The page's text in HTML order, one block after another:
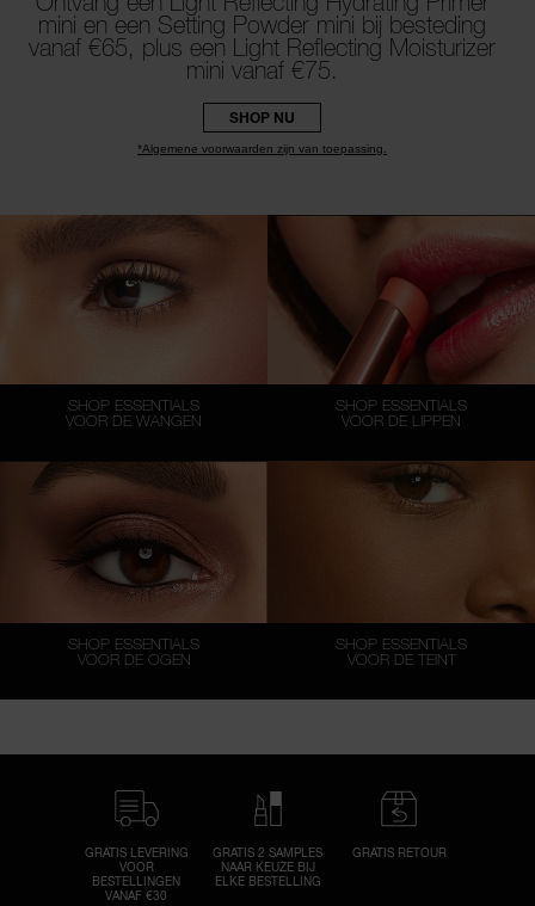
mini en een Setting Powder mini bij besteding
vanaf €65, plus een Light Reflecting Moisturizer
mini vanaf €75.
SHOP NU
*Algemene voorwaarden zijn van toepassing.
SHOP ESSENTIALS
VOOR DE WANGEN
SHOP ESSENTIALS
VOOR DE LIPPEN
SHOP ESSENTIALS
VOOR DE OGEN
SHOP ESSENTIALS
VOOR DE TEINT
GRATIS LEVERING
VOOR
BESTELLINGEN
VANAF €30
GRATIS 2 SAMPLES
NAAR KEUZE BIJ
ELKE BESTELLING
GRATIS RETOUR